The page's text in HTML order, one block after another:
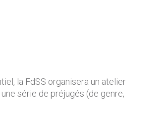
la FdSS organisera un atelier
série de préjugés (de genre,